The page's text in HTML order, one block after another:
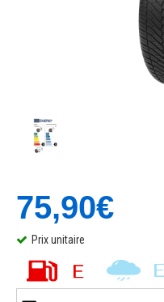
75,90€
Prix unitaire